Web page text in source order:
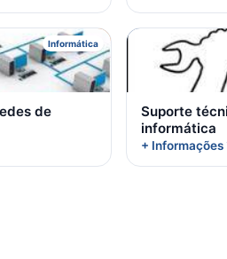
Informática
de
Suporte
informática
+ Informações